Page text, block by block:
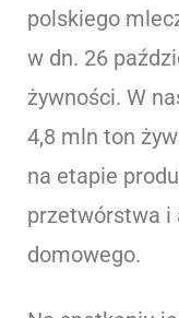
polskiego
w dn. 26
żywności. W
4,8 mln ton
na etapie
przetwórstwa i
domowego.